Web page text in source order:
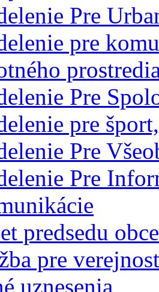
Pre
pre
Pre
pre
Pre
Pre
predsedu obce
pre
uznesenia